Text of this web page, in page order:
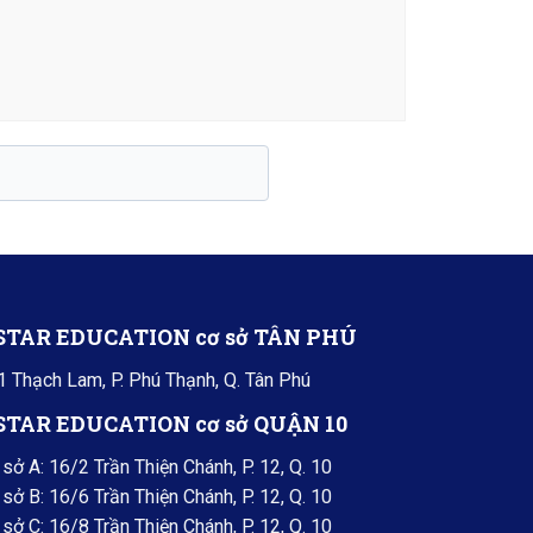
EDUCATION cơ sở TÂN PHÚ
Thạch Lam, P. Phú Thạnh, Q. Tân Phú
EDUCATION cơ sở QUẬN 10
A: 16/2 Trần Thiện Chánh, P. 12, Q. 10
B: 16/6 Trần Thiện Chánh, P. 12, Q. 10
C: 16/8 Trần Thiện Chánh, P. 12, Q. 10